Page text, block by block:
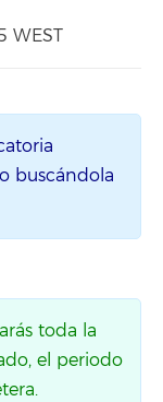
WEST
buscándola
toda la
el periodo